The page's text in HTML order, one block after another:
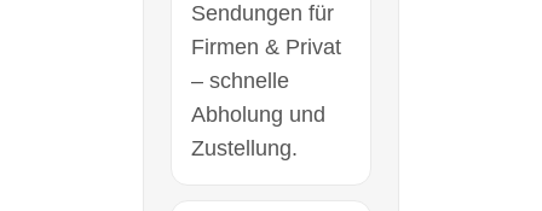
Sendungen für
Firmen & Privat
– schnelle
Abholung und
Zustellung.